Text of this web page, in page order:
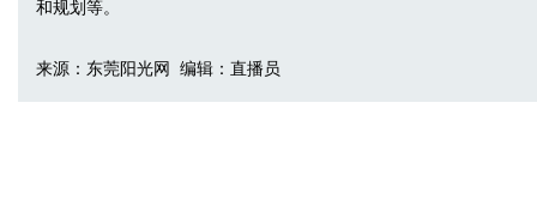
和规划等。
来源：东莞阳光网 编辑：直播员